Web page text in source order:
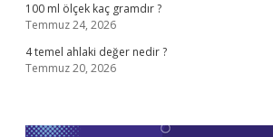
100 ml ölçek kaç gramdır ?
Temmuz 24, 2026
4 temel ahlaki değer nedir ?
Temmuz 20, 2026